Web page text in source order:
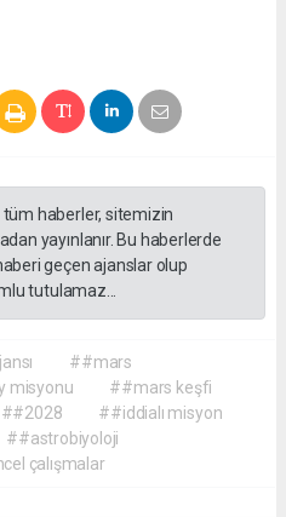
tüm haberler, sitemizin
yayınlanır. Bu haberlerde
geçen ajanslar olup
tutulamaz...
##mars
misyonu
##mars keşfi
##2028
##iddialı misyon
##astrobiyoloji
çalışmalar